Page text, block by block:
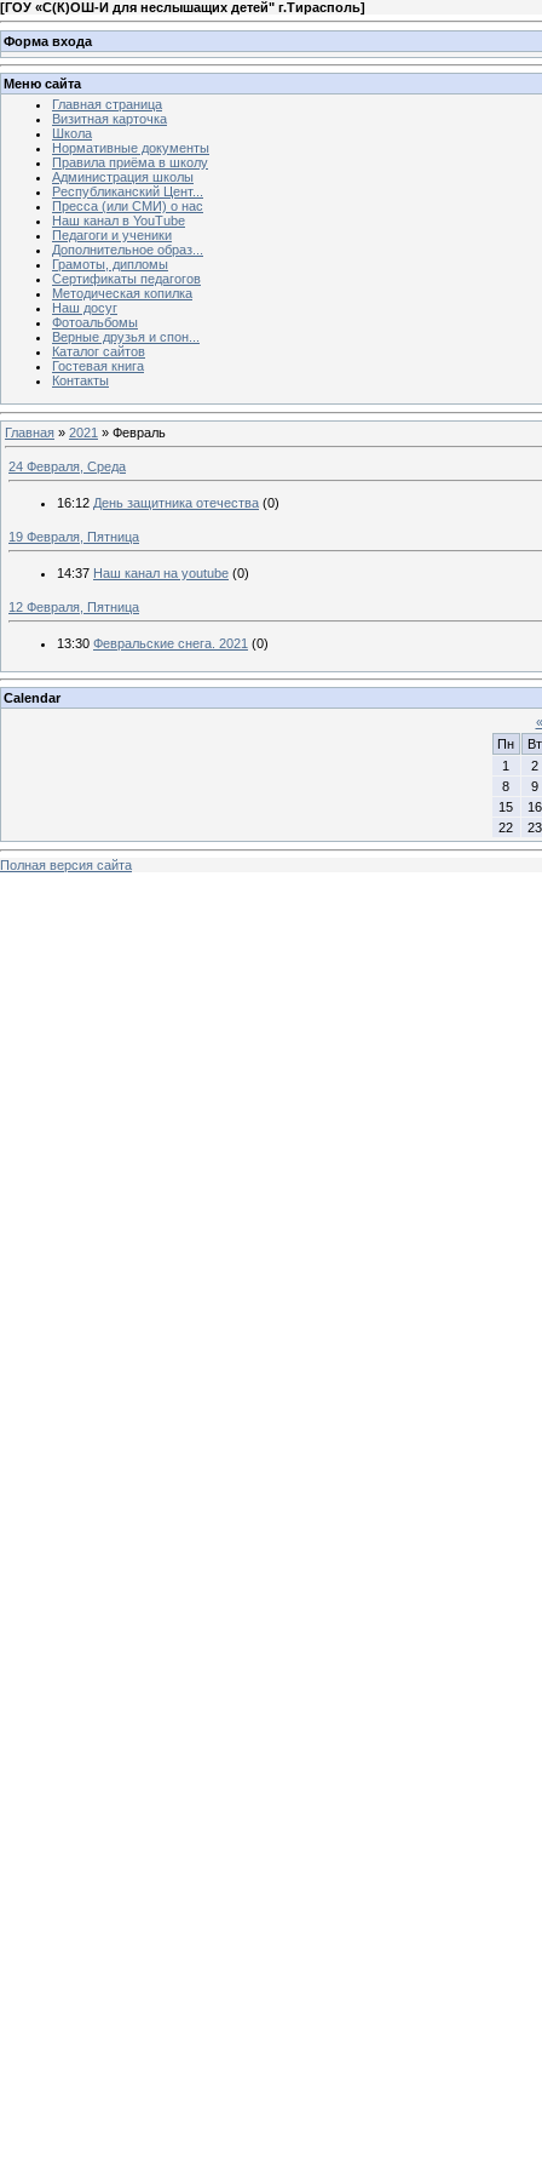
[ГОУ «С(К)ОШ-И для неслышащих детей" г.Тирасполь]
Форма входа
Меню сайта
Главная страница
Визитная карточка
Школа
Нормативные документы
Правила приёма в школу
Администрация школы
Республиканский Цент...
Пресса (или СМИ) о нас
Наш канал в YouTube
Педагоги и ученики
Дополнительное образ...
Грамоты, дипломы
Сертификаты педагогов
Методическая копилка
Наш досуг
Фотоальбомы
Верные друзья и спон...
Каталог сайтов
Гостевая книга
Контакты
Главная » 2021 » Февраль
24 Февраля, Среда
16:12 День защитника отечества (0)
19 Февраля, Пятница
14:37 Наш канал на youtube (0)
12 Февраля, Пятница
13:30 Февральские снега. 2021 (0)
Calendar
«
Пн
Вт
1
2
8
9
15
16
22
23
Полная версия сайта